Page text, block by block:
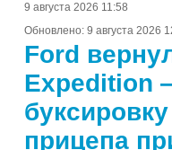
9 августа 2026 11:58
Обновлено: 9 августа 2026
Ford
Expedition
прицепа